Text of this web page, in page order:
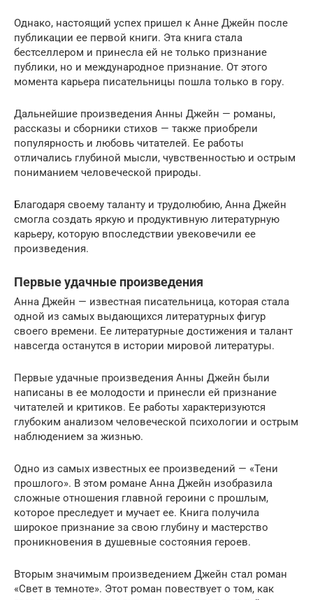
Однако, настоящий успех пришел к Анне Джейн после
публикации ее первой книги. Эта книга стала
бестселлером и принесла ей не только признание
публики, но и международное признание. От этого
момента карьера писательницы пошла только в гору.
Дальнейшие произведения Анны Джейн — романы,
рассказы и сборники стихов — также приобрели
популярность и любовь читателей. Ее работы
отличались глубиной мысли, чувственностью и острым
пониманием человеческой природы.
Благодаря своему таланту и трудолюбию, Анна Джейн
смогла создать яркую и продуктивную литературную
карьеру, которую впоследствии увековечили ее
произведения.
Первые удачные произведения
Анна Джейн — известная писательница, которая стала
одной из самых выдающихся литературных фигур
своего времени. Ее литературные достижения и талант
навсегда останутся в истории мировой литературы.
Первые удачные произведения Анны Джейн были
написаны в ее молодости и принесли ей признание
читателей и критиков. Ее работы характеризуются
глубоким анализом человеческой психологии и острым
наблюдением за жизнью.
Одно из самых известных ее произведений — «Тени
прошлого». В этом романе Анна Джейн изобразила
сложные отношения главной героини с прошлым,
которое преследует и мучает ее. Книга получила
широкое признание за свою глубину и мастерство
проникновения в душевные состояния героев.
Вторым значимым произведением Джейн стал роман
«Свет в темноте». Этот роман повествует о том, как